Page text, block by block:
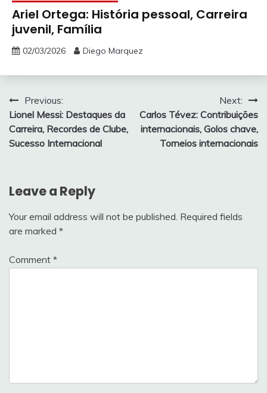
Ariel Ortega: História pessoal, Carreira
juvenil, Família
02/03/2026 Diego Marquez
Post
navigation
Previous:
Lionel Messi: Destaques da
Carreira, Recordes de Clube,
Sucesso Internacional
Next:
Carlos Tévez: Contribuições
internacionais, Golos chave,
Torneios internacionais
Leave a Reply
Your email address will not be published. Required fields
are marked *
Comment *